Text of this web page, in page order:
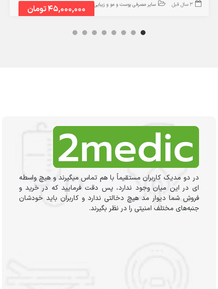
45,000,000 تومان 3 سال قبل سایر مصرفی پوست و مو و زیبایی
در دو مدیک کاربران مستقیماً با هم تماس میگیرند و هیچ واسطه
ای در این میان وجود ندارد، پس دقت فرمایید که در خرید و
فروشِ شما دیوار مد هیچ دخالتی ندارد و کاربران باید خودشان
جنبه‌های مختلف امنیتی را در نظر بگیرند.